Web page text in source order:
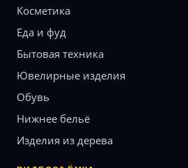
Косметика
Еда и фуд
Бытовая техника
Ювелирные изделия
Обувь
Нижнее бельё
Изделия из дерева